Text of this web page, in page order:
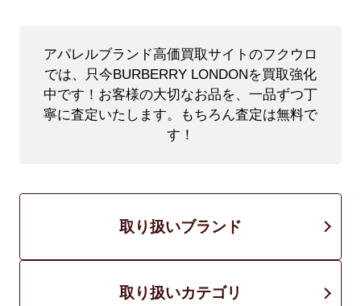
アパレルブランド高価買取サイトのフクウロ
では、只今BURBERRY LONDONを買取強化
中です！ お客様の大切なお品を、一品ずつ丁
寧に査定いたします。もちろん査定は無料で
す！
取り扱いブランド
取り扱いカテゴリ